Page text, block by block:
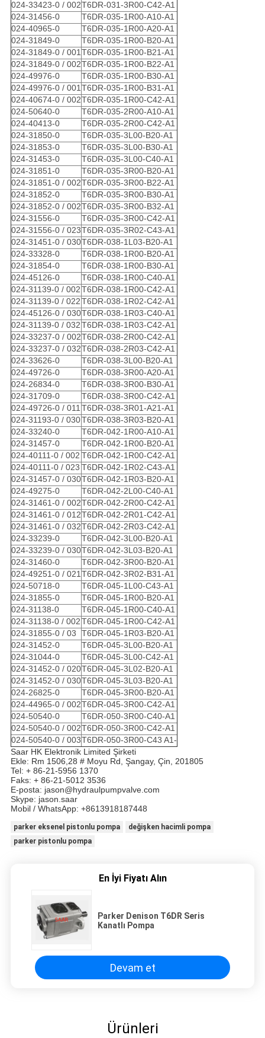
024-33423-0 / 002T6DR-031-3R00-C42-A1
024-31456-0
T6DR-035-1R00-A10-A1
024-40965-0
T6DR-035-1R00-A20-A1
024-31849-0
T6DR-035-1R00-B20-A1
024-31849-0 / 001T6DR-035-1R00-B21-A1
024-31849-0 / 002T6DR-035-1R00-B22-A1
024-49976-0
T6DR-035-1R00-B30-A1
024-49976-0 / 001T6DR-035-1R00-B31-A1
024-40674-0 / 002T6DR-035-1R00-C42-A1
024-50640-0
T6DR-035-2R00-A10-A1
024-40413-0
T6DR-035-2R00-C42-A1
024-31850-0
T6DR-035-3L00-B20-A1
024-31853-0
T6DR-035-3L00-B30-A1
024-31453-0
T6DR-035-3L00-C40-A1
024-31851-0
T6DR-035-3R00-B20-A1
024-31851-0 / 002T6DR-035-3R00-B22-A1
024-31852-0
T6DR-035-3R00-B30-A1
024-31852-0 / 002T6DR-035-3R00-B32-A1
024-31556-0
T6DR-035-3R00-C42-A1
024-31556-0 / 023T6DR-035-3R02-C43-A1
024-31451-0 / 030T6DR-038-1L03-B20-A1
024-33328-0
T6DR-038-1R00-B20-A1
024-31854-0
T6DR-038-1R00-B30-A1
024-45126-0
T6DR-038-1R00-C40-A1
024-31139-0 / 002T6DR-038-1R00-C42-A1
024-31139-0 / 022T6DR-038-1R02-C42-A1
024-45126-0 / 030T6DR-038-1R03-C40-A1
024-31139-0 / 032T6DR-038-1R03-C42-A1
024-33237-0 / 002T6DR-038-2R00-C42-A1
024-33237-0 / 032T6DR-038-2R03-C42-A1
024-33626-0
T6DR-038-3L00-B20-A1
024-49726-0
T6DR-038-3R00-A20-A1
024-26834-0
T6DR-038-3R00-B30-A1
024-31709-0
T6DR-038-3R00-C42-A1
024-49726-0 / 011T6DR-038-3R01-A21-A1
024-31193-0 / 030T6DR-038-3R03-B20-A1
024-33240-0
T6DR-042-1R00-A10-A1
024-31457-0
T6DR-042-1R00-B20-A1
024-40111-0 / 002 T6DR-042-1R00-C42-A1
024-40111-0 / 023 T6DR-042-1R02-C43-A1
024-31457-0 / 030T6DR-042-1R03-B20-A1
024-49275-0
T6DR-042-2L00-C40-A1
024-31461-0 / 002T6DR-042-2R00-C42-A1
024-31461-0 / 012T6DR-042-2R01-C42-A1
024-31461-0 / 032T6DR-042-2R03-C42-A1
024-33239-0
T6DR-042-3L00-B20-A1
024-33239-0 / 030T6DR-042-3L03-B20-A1
024-31460-0
T6DR-042-3R00-B20-A1
024-49251-0 / 021T6DR-042-3R02-B31-A1
024-50718-0
T6DR-045-1L00-C43-A1
024-31855-0
T6DR-045-1R00-B20-A1
024-31138-0
T6DR-045-1R00-C40-A1
024-31138-0 / 002T6DR-045-1R00-C42-A1
024-31855-0 / 03
T6DR-045-1R03-B20-A1
024-31452-0
T6DR-045-3L00-B20-A1
024-31044-0
T6DR-045-3L00-C42-A1
024-31452-0 / 020T6DR-045-3L02-B20-A1
024-31452-0 / 030T6DR-045-3L03-B20-A1
024-26825-0
T6DR-045-3R00-B20-A1
024-44965-0 / 002T6DR-045-3R00-C42-A1
024-50540-0
T6DR-050-3R00-C40-A1
024-50540-0 / 002T6DR-050-3R00-C42-A1
024-50540-0 / 003T6DR-050-3R00-C43 A1-
Saar HK Elektronik Limited Şirketi
Ekle: Rm 1506,28 # Moyu Rd, Şangay, Çin, 201805
Tel: + 86-21-5956 1370
Faks: + 86-21-5012 3536
E-posta: jason@hydraulpumpvalve.com
Skype: jason.saar
Mobil / WhatsApp: +8613918187448
parker eksenel pistonlu pompa
değişken hacimli pompa
parker pistonlu pompa
En İyi Fiyatı Alın
Parker Denison T6DR Seris
Kanatlı Pompa
Devam et
Ürünleri